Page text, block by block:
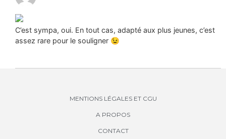
C’est sympa, oui. En tout cas, adapté aux plus jeunes, c’est
assez rare pour le souligner 😉
MENTIONS LÉGALES ET CGU
A PROPOS
CONTACT